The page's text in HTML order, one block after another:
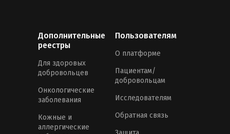
Дополнительные
реестры
Для здоровых
добровольцев
Онкологические
заболевания
Кожные и
аллергические
Пользователям
О платформе
Пациентам/
добровольцам
Исследователям
Обратная связь